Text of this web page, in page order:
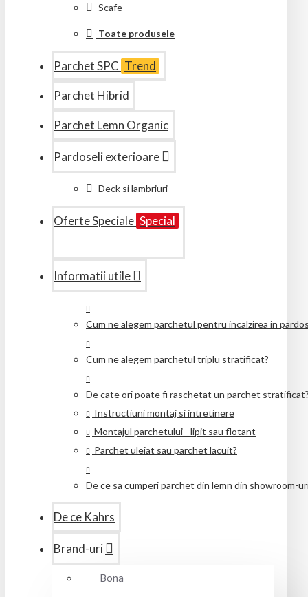
Scafe
Toate produsele
Parchet SPC Trend
Parchet Hibrid
Parchet Lemn Organic
Pardoseli exterioare
Deck si lambriuri
Oferte Speciale Special
Informatii utile
Cum ne alegem parchetul pentru incalzirea in
Cum ne alegem parchetul triplu stratificat?
De cate ori poate fi raschetat un parchet
Instructiuni montaj si intretinere
Montajul parchetului - lipit sau flotant
Parchet uleiat sau parchet lacuit?
De ce sa cumperi parchet din lemn din showroom-
De ce Kahrs
Brand-uri
Bona